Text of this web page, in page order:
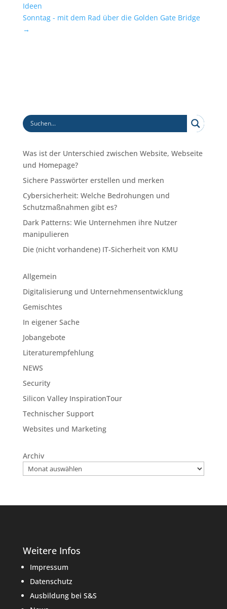
Ideen
Sonntag - mit dem Rad über die Golden Gate Bridge
→
Was ist der Unterschied zwischen Website, Webseite
und Homepage?
Sichere Passwörter erstellen und merken
Cybersicherheit: Welche Bedrohungen und
Schutzmaßnahmen gibt es?
Dark Patterns: Wie Unternehmen ihre Nutzer
manipulieren
Die (nicht vorhandene) IT-Sicherheit von KMU
Allgemein
Digitalisierung und Unternehmensentwicklung
Gemischtes
In eigener Sache
Jobangebote
Literaturempfehlung
NEWS
Security
Silicon Valley InspirationTour
Technischer Support
Websites und Marketing
Archiv
Weitere Infos
Impressum
Datenschutz
Ausbildung bei S&S